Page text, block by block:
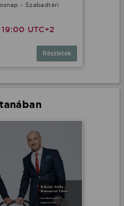
- Szabadtéri
UTC+2
Részletek